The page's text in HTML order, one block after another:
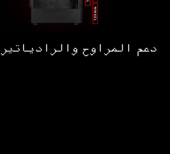
دعم المراوح والرادياتير